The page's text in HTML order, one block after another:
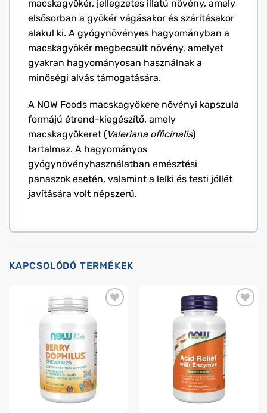
macskagyökér, jellegzetes illatú növény, amely
elsősorban a gyökér vágásakor és szárításakor
alakul ki. A gyógynövényes hagyományban a
macskagyökér megbecsült növény, amelyet
gyakran hagyományosan használnak a
minőségi alvás támogatására.
A NOW Foods macskagyökere növényi kapszula
formájú étrend-kiegészítő, amely
macskagyökeret (Valeriana officinalis)
tartalmaz. A hagyományos
gyógynövényhasználatban emésztési
panaszok esetén, valamint a lelki és testi jóllét
javítására volt népszerű.
KAPCSOLÓDÓ TERMÉKEK